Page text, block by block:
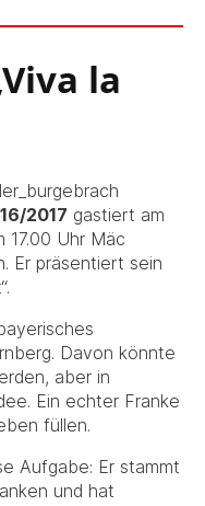
la
2017 gastiert am
17.00 Uhr Mäc
Er präsentiert sein
Davon könnte
aber in
Ein echter Franke
füllen.
Aufgabe: Er stammt
und hat